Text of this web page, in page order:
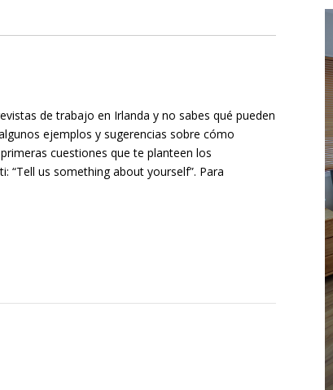
de trabajo en Irlanda y no sabes qué pueden
ejemplos y sugerencias sobre cómo
cuestiones que te planteen los
“Tell us something about yourself”. Para